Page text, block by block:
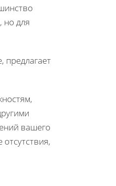
но для
предлагает
вашего